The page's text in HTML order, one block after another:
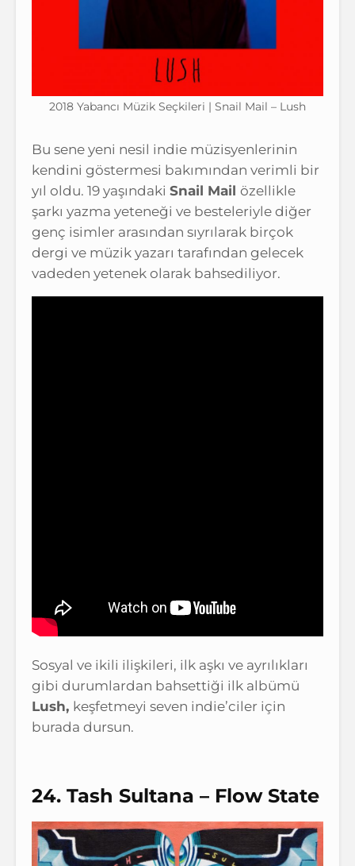
2018 Yabancı Müzik Seçkileri | Snail Mail – Lush
Bu sene yeni nesil indie müzisyenlerinin
kendini göstermesi bakımından verimli bir
yıl oldu. 19 yaşındaki Snail Mail özellikle
şarkı yazma yeteneği ve besteleriyle diğer
genç isimler arasından sıyrılarak birçok
dergi ve müzik yazarı tarafından gelecek
vadeden yetenek olarak bahsediliyor.
Sosyal ve ikili ilişkileri, ilk aşkı ve ayrılıkları
gibi durumlardan bahsettiği ilk albümü
Lush, keşfetmeyi seven indie’ciler için
burada dursun.
24. Tash Sultana – Flow State